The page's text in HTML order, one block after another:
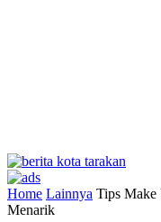
Home Lainnya Tips Make
Menarik